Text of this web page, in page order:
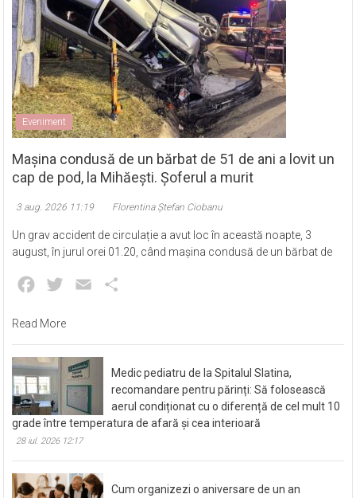
Eveniment
Mașina condusă de un bărbat de 51 de ani a lovit un
cap de pod, la Mihăești. Șoferul a murit
3 aug. 2026 11:19 Florentina Ștefan Ciobanu
Un grav accident de circulație a avut loc în această noapte, 3
august, în jurul orei 01.20, când mașina condusă de un bărbat de
Facebook
Twitter Email
Read More
Medic pediatru de la Spitalul Slatina,
recomandare pentru părinți: Să folosească
aerul condiționat cu o diferență de cel mult 10
grade între temperatura de afară și cea interioară
28 iul. 2026 12:17
Cum organizezi o aniversare de un an